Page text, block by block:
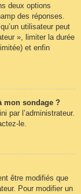
deux options
des réponses.
utilisateur peut
», limiter la durée
et enfin
mon sondage ?
par l’administrateur.
le.
être modifiés que
Pour modifier un